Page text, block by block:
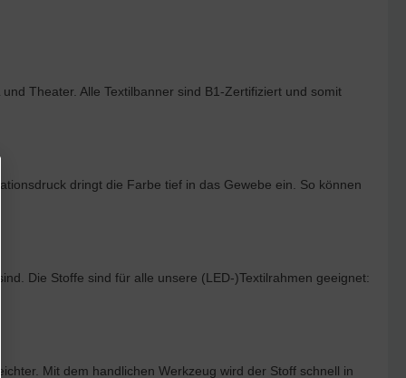
Theater. Alle Textilbanner sind B1-Zertifiziert und somit
dringt die Farbe tief in das Gewebe ein. So können
Die Stoffe sind für alle unsere (LED-)Textilrahmen geeignet:
Mit dem handlichen Werkzeug wird der Stoff schnell in